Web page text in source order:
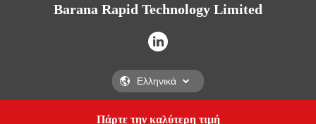
Πάρτε την καλύτερη τιμή
Barana Rapid Technology Limited
Barana Rapid Technology Limited